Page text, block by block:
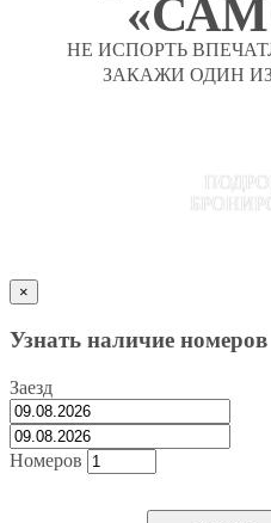
НЕ ИСПОРТЬ
ЗАКАЖИ ОДИН
×
Узнать наличие номеров
Заезд
Номеров